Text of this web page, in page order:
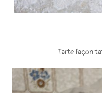
Tarte façon